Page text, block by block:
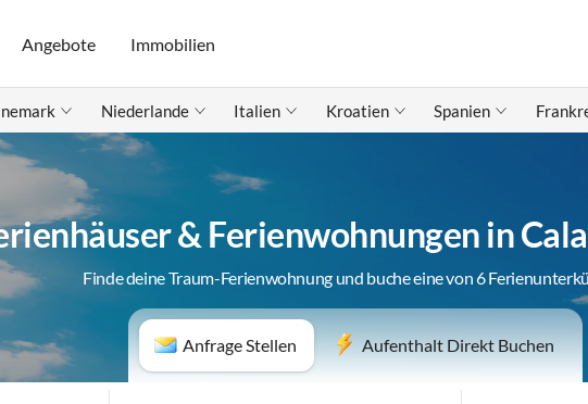
Angebote Immobilien
Niederlande Italien Kroatien Spanien
& Ferienwohnungen in
Finde deine Traum-Ferienwohnung und buche eine von 6
Anfrage Stellen Aufenthalt Direkt Buchen